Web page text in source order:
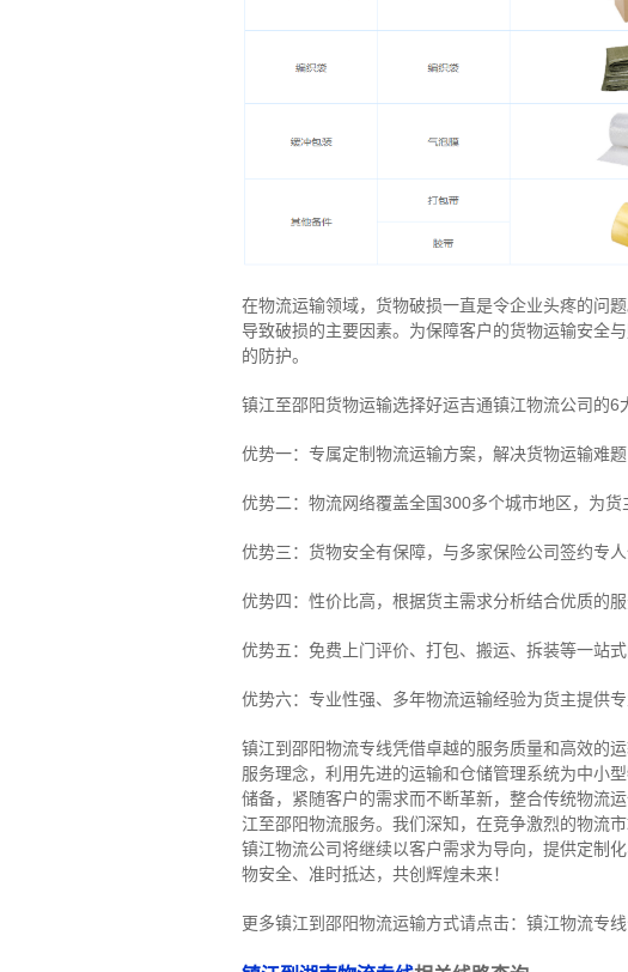
在物流运输领域，货物破损一直是令企业头疼的问
导致破损的主要因素。为保障客户的货物运输安全
的防护。
镇江至邵阳货物运输选择好运吉通镇江物流公司的6
优势一：专属定制物流运输方案，解决货物运输难题
优势二：物流网络覆盖全国300多个城市地区，为
优势三：货物安全有保障，与多家保险公司签约专
优势四：性价比高，根据货主需求分析结合优质的
优势五：免费上门评价、打包、搬运、拆装等一站
优势六：专业性强、多年物流运输经验为货主提供
镇江到邵阳物流专线凭借卓越的服务质量和高效的
服务理念，利用先进的运输和仓储管理系统为中小
储备，紧随客户的需求而不断革新，整合传统物流
江至邵阳物流服务。 我们深知，在竞争激烈的物流
镇江物流公司将继续以客户需求为导向，提供定制
物安全、准时抵达，共创辉煌未来！
更多镇江到邵阳物流运输方式请点击：镇江物流专